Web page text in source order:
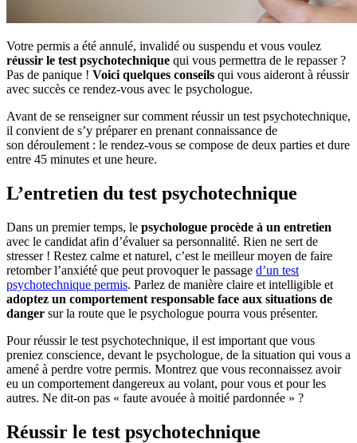
Votre permis a été annulé, invalidé ou suspendu et vous voulez
réussir le test psychotechnique qui vous permettra de le repasser ?
Pas de panique ! Voici quelques conseils qui vous aideront à réussir
avec succès ce rendez-vous avec le psychologue.
Avant de se renseigner sur comment réussir un test psychotechnique,
il convient de s’y préparer en prenant connaissance de
son déroulement : le rendez-vous se compose de deux parties et dure
entre 45 minutes et une heure.
L’entretien du test psychotechnique
Dans un premier temps, le psychologue procède à un entretien
avec le candidat afin d’évaluer sa personnalité. Rien ne sert de
stresser ! Restez calme et naturel, c’est le meilleur moyen de faire
retomber l’anxiété que peut provoquer le passage d’un test
psychotechnique permis. Parlez de manière claire et intelligible et
adoptez un comportement responsable face aux situations de
danger sur la route que le psychologue pourra vous présenter.
Pour réussir le test psychotechnique, il est important que vous
preniez conscience, devant le psychologue, de la situation qui vous a
amené à perdre votre permis. Montrez que vous reconnaissez avoir
eu un comportement dangereux au volant, pour vous et pour les
autres. Ne dit-on pas « faute avouée à moitié pardonnée » ?
Réussir le test psychotechnique